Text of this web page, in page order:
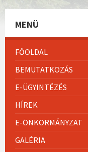
MENÜ
FŐOLDAL
BEMUTATKOZÁS
E-ÜGYINTÉZÉS
HÍREK
E-ÖNKORMÁNYZAT
GALÉRIA